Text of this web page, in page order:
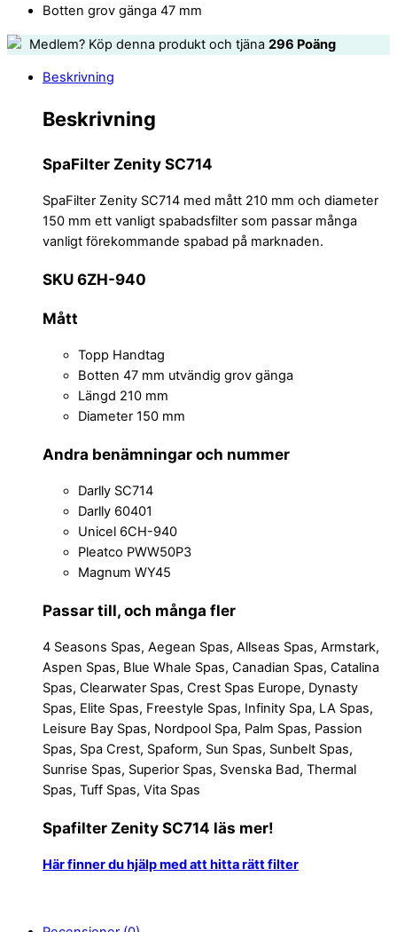
Botten grov gänga 47 mm
Medlem? Köp denna produkt och tjäna 296 Poäng
Beskrivning
Beskrivning
SpaFilter Zenity SC714
SpaFilter Zenity SC714 med mått 210 mm och diameter
150 mm ett vanligt spabadsfilter som passar många
vanligt förekommande spabad på marknaden.
SKU 6ZH-940
Mått
Topp Handtag
Botten 47 mm utvändig grov gänga
Längd 210 mm
Diameter 150 mm
Andra benämningar och nummer
Darlly SC714
Darlly 60401
Unicel 6CH-940
Pleatco PWW50P3
Magnum WY45
Passar till, och många fler
4 Seasons Spas, Aegean Spas, Allseas Spas, Armstark,
Aspen Spas, Blue Whale Spas, Canadian Spas, Catalina
Spas, Clearwater Spas, Crest Spas Europe, Dynasty
Spas, Elite Spas, Freestyle Spas, Infinity Spa, LA Spas,
Leisure Bay Spas, Nordpool Spa, Palm Spas, Passion
Spas, Spa Crest, Spaform, Sun Spas, Sunbelt Spas,
Sunrise Spas, Superior Spas, Svenska Bad, Thermal
Spas, Tuff Spas, Vita Spas
Spafilter Zenity SC714 läs mer!
Här finner du hjälp med att hitta rätt filter